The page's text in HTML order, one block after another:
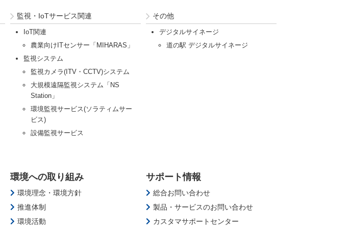
監視・IoTサービス関連
IoT関連
農業向けITセンサー「MIHARAS」
監視システム
監視カメラ(ITV・CCTV)システム
大規模遠隔監視システム「NS
Station」
環境監視サービス(ソラティムサー
ビス)
設備監視サービス
その他
デジタルサイネージ
道の駅 デジタルサイネージ
環境への取り組み
環境理念・環境方針
推進体制
環境活動
サポート情報
総合お問い合わせ
製品・サービスのお問い合わせ
カスタマサポートセンター